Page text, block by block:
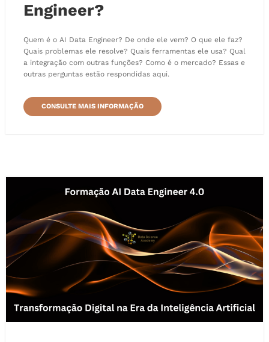
Engineer?
Quem é o AI Data Engineer? De onde ele vem? O que ele faz?
Quais problemas ele resolve? Quais ferramentas ele usa? Qual
a integração com outras funções? Como é o mercado? Essas e
outras perguntas estão respondidas aqui.
CONSULTE MAIS INFORMAÇÃO